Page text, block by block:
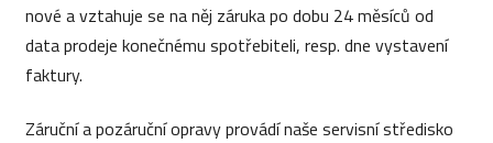
nové a vztahuje se na něj záruka po dobu 24 měsíců od
data prodeje konečnému spotřebiteli, resp. dne vystavení
faktury.
Záruční a pozáruční opravy provádí naše servisní středisko